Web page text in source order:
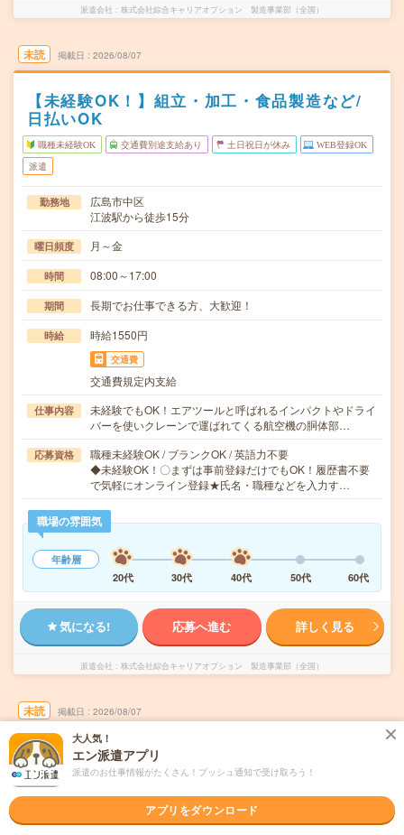
派遣会社 株式会社綜合キャリアオプション 製造事業部（全国）
未読 掲載日 2026/08/07
【未経験OK！】組立・加工・食品製造など/
日払いOK
職種未経験OK 交通費別途支給あり 土日祝日が休み WEB登録OK
派遣
勤務地
広島市中区
江波駅から徒歩15分
曜日頻度 月～金
時間 08:00～17:00
期間 長期でお仕事できる方、大歓迎！
時給 時給1550円
交通費
交通費規定内支給
仕事内容
未経験でもOK！エアツールと呼ばれるインパクトやドライ
バーを使いクレーンで運ばれてくる航空機の胴体部…
応募資格
職種未経験OK / ブランクOK / 英語力不要
◆未経験OK！〇まずは事前登録だけでもOK！履歴書不要
で気軽にオンライン登録★氏名・職種などを入力す…
職場の雰囲気
年齢層
20代
30代 40代 50代 60代
気になる! 応募へ進む 詳しく見る
派遣会社 株式会社綜合キャリアオプション 製造事業部（全国）
未読 掲載日 2026/08/07
【未経験OK！】建設用ショベルカーの組立/
日払いOK
派遣
大人気！
エン派遣アプリ
派遣のお仕事情報がたくさん！プッシュ通知で受け取ろう！
アプリをダウンロード